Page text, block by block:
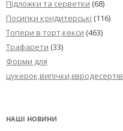
Підложки та серветки (68)
Посипки кондитерські (116)
Топери в торт,кекси (463)
Трафарети (33)
Форми для
цукерок,випічки,євродесертів
НАШІ НОВИНИ